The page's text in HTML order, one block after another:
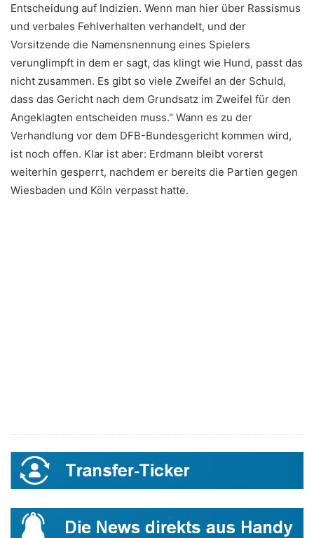
Entscheidung auf Indizien. Wenn man hier über Rassismus
und verbales Fehlverhalten verhandelt, und der
Vorsitzende die Namensnennung eines Spielers
verunglimpft in dem er sagt, das klingt wie Hund, passt das
nicht zusammen. Es gibt so viele Zweifel an der Schuld,
dass das Gericht nach dem Grundsatz im Zweifel für den
Angeklagten entscheiden muss." Wann es zu der
Verhandlung vor dem DFB-Bundesgericht kommen wird,
ist noch offen. Klar ist aber: Erdmann bleibt vorerst
weiterhin gesperrt, nachdem er bereits die Partien gegen
Wiesbaden und Köln verpasst hatte.